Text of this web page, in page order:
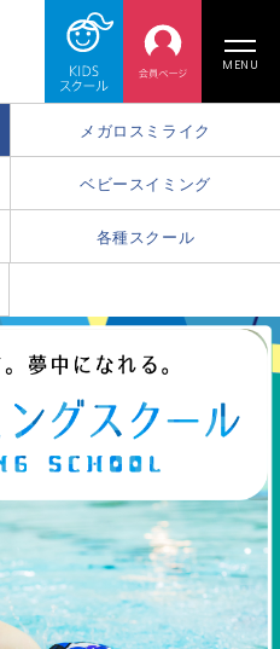
MENU
メガロスミライク
ベビースイミング
各種スクール